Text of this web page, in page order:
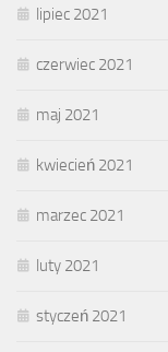
lipiec 2021
czerwiec 2021
maj 2021
kwiecień 2021
marzec 2021
luty 2021
styczeń 2021